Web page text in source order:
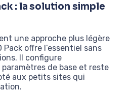
: la solution simple
une approche plus légère
Pack offre l’essentiel sans
Il configure
de base et reste
aux petits sites qui